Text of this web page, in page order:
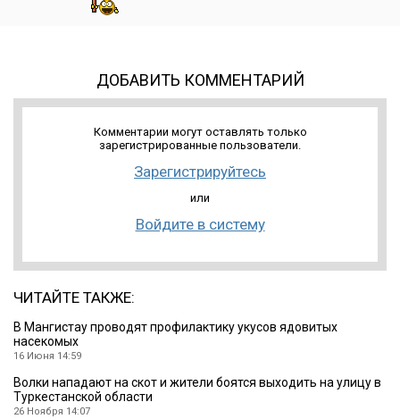
ДОБАВИТЬ КОММЕНТАРИЙ
Комментарии могут оставлять только
зарегистрированные пользователи.
Зарегистрируйтесь
или
Войдите в систему
ЧИТАЙТЕ ТАКЖЕ:
В Мангистау проводят профилактику укусов ядовитых
насекомых
16 Июня 14:59
Волки нападают на скот и жители боятся выходить на улицу в
Туркестанской области
26 Ноября 14:07